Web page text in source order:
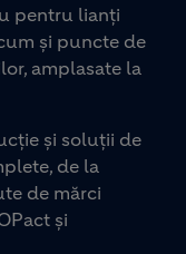
pentru lianți
și puncte de
amplasate la
și soluții de
de la
de mărci
și